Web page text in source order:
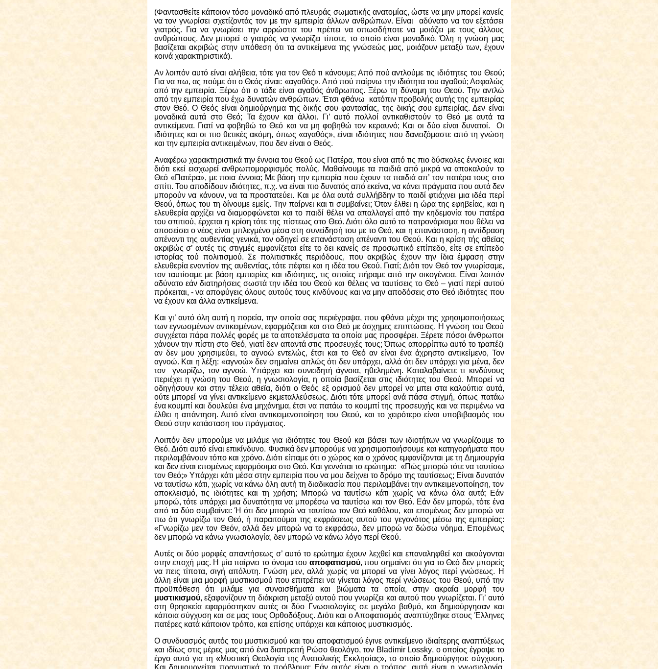
(Φαντασθείτε κάποιον τόσο μοναδικό από πλευράς σωματικής ανατομίας, ώστε να μην μπορεί κανείς
να τον γνωρίσει σχετίζοντάς τον με την εμπειρία άλλων ανθρώπων. Είναι αδύνατο να τον εξετάσει
γιατρός. Για να γνωρίσει την αρρώστια του πρέπει να οπωσδήποτε να μοιάζει με τους άλλους
ανθρώπους. Δεν μπορεί ο γιατρός να γνωρίζει τίποτε, το οποίο είναι μοναδικό. Όλη η γνώση μας
βασίζεται ακριβώς στην υπόθεση ότι τα αντικείμενα της γνώσεώς μας, μοιάζουν μεταξύ των, έχουν
κοινά χαρακτηριστικά).
Αν λοιπόν αυτό είναι αλήθεια, τότε για τον Θεό τι κάνουμε; Από πού αντλούμε τις ιδιότητες του Θεού;
Για να πω, ας πούμε ότι ο Θεός είναι: «αγαθός». Από πού παίρνω την ιδιότητα του αγαθού; Ασφαλώς
από την εμπειρία. Ξέρω ότι ο τάδε είναι αγαθός άνθρωπος. Ξέρω τη δύναμη του Θεού. Την αντλώ
από την εμπειρία που έχω δυνατών ανθρώπων. Έτσι φθάνω κατόπιν προβολής αυτής της εμπειρίας
στον Θεό. Ο Θεός είναι δημιούργημα της δικής σου φαντασίας, της δικής σου εμπειρίας. Δεν είναι
μοναδικά αυτά στο Θεό; Τα έχουν και άλλοι. Γι’ αυτό πολλοί αντικαθιστούν το Θεό με αυτά τα
αντικείμενα. Γιατί να φοβηθώ το Θεό και να μη φοβηθώ τον κεραυνό; Και οι δύο είναι δυνατοί. Οι
ιδιότητες και οι πιο θετικές ακόμη, όπως «αγαθός», είναι ιδιότητες που δανειζόμαστε από τη γνώση
και την εμπειρία αντικειμένων, που δεν είναι ο Θεός.
Αναφέρω χαρακτηριστικά την έννοια του Θεού ως Πατέρα, που είναι από τις πιο δύσκολες έννοιες και
διότι εκεί εισχωρεί ανθρωπομορφισμός πολύς. Μαθαίνουμε τα παιδιά από μικρά να αποκαλούν το
Θεό «Πατέρα», με ποια έννοια; Με βάση την εμπειρία που έχουν τα παιδιά απ’ τον πατέρα τους στο
σπίτι. Του αποδίδουν ιδιότητες, π.χ. να είναι πιο δυνατός από εκείνα, να κάνει πράγματα που αυτά δεν
μπορούν να κάνουν, να τα προστατεύει. Και με όλα αυτά συλλήβδην το παιδί φτιάχνει μια ιδέα περί
Θεού, όπως του τη δίνουμε εμείς. Την παίρνει και τι συμβαίνει; Όταν έλθει η ώρα της εφηβείας, και η
ελευθερία αρχίζει να διαμορφώνεται και το παιδί θέλει να απαλλαγεί από την κηδεμονία του πατέρα
του σπιτιού, έρχεται η κρίση τότε της πίστεως στο Θεό. Διότι όλο αυτό το πατρονάρισμα που θέλει να
αποσείσει ο νέος είναι μπλεγμένο μέσα στη συνείδησή του με το Θεό, και η επανάσταση, η αντίδραση
απέναντι της αυθεντίας γενικά, τον οδηγεί σε επανάσταση απέναντι του Θεού. Και η κρίση τής αθεϊας
ακριβώς σ’ αυτές τις στιγμές εμφανίζεται είτε το δει κανείς σε προσωπικό επίπεδο, είτε σε επίπεδο
ιστορίας τού πολιτισμού. Σε πολιτιστικές περιόδους, που ακριβώς έχουν την ίδια έμφαση στην
ελευθερία εναντίον της αυθεντίας, τότε πέφτει και η ιδέα του Θεού. Γιατί; Διότι τον Θεό τον γνωρίσαμε,
τον ταυτίσαμε με βάση εμπειρίες και ιδιότητες, τις οποίες πήραμε από την οικογένεια. Είναι λοιπόν
αδύνατο εάν διατηρήσεις σωστά την ιδέα του Θεού και θέλεις να ταυτίσεις το Θεό – γιατί περί αυτού
πρόκειται, - να αποφύγεις όλους αυτούς τους κινδύνους και να μην αποδόσεις στο Θεό ιδιότητες που
να έχουν και άλλα αντικείμενα.
Και γι’ αυτό όλη αυτή η πορεία, την οποία σας περιέγραψα, που φθάνει μέχρι της χρησιμοποιήσεως
των εγνωσμένων αντικειμένων, εφαρμόζεται και στο Θεό με άσχημες επιπτώσεις. Η γνώση του Θεού
συγχέεται πάρα πολλές φορές με τα αποτελέσματα τα οποία μας προσφέρει. Ξέρετε πόσοι άνθρωποι
χάνουν την πίστη στο Θεό, γιατί δεν απαντά στις προσευχές τους; Όπως απορρίπτω αυτό το τραπέζι
αν δεν μου χρησιμεύει, το αγνοώ εντελώς, έτσι και το Θεό αν είναι ένα άχρηστο αντικείμενο, Τον
αγνοώ. Και η λέξη: «αγνοώ» δεν σημαίνει απλώς ότι δεν υπάρχει, αλλά ότι δεν υπάρχει για μένα, δεν
τον γνωρίζω, τον αγνοώ. Υπάρχει και συνειδητή άγνοια, ηθελημένη. Καταλαβαίνετε τι κινδύνους
περιέχει η γνώση του Θεού, η γνωσιολογία, η οποία βασίζεται στις ιδιότητες του Θεού. Μπορεί να
οδηγήσουν και στην τέλεια αθεϊα, διότι ο Θεός εξ ορισμού δεν μπορεί να μπει στα καλούπια αυτά,
ούτε μπορεί να γίνει αντικείμενο εκμεταλλεύσεως. Διότι τότε μπορεί ανά πάσα στιγμή, όπως πατάω
ένα κουμπί και δουλεύει ένα μηχάνημα, έτσι να πατάω το κουμπί της προσευχής και να περιμένω να
έλθει η απάντηση. Αυτό είναι αντικειμενοποίηση του Θεού, και το χειρότερο είναι υποβιβασμός του
Θεού στην κατάσταση του πράγματος.
Λοιπόν δεν μπορούμε να μιλάμε για ιδιότητες του Θεού και βάσει των ιδιοτήτων να γνωρίζουμε το
Θεό. Διότι αυτό είναι επικίνδυνο. Φυσικά δεν μπορούμε να χρησιμοποιήσουμε και κατηγορήματα που
περιλαμβάνουν τόπο και χρόνο. Διότι είπαμε ότι ο χώρος και ο χρόνος εμφανίζονται με τη Δημιουργία
και δεν είναι επομένως εφαρμόσιμα στο Θεό. Και γεννάται το ερώτημα: «Πώς μπορώ τότε να ταυτίσω
τον Θεό;» Υπάρχει κάτι μέσα στην εμπειρία που να μου δείχνει το δρόμο της ταυτίσεως; Είναι δυνατόν
να ταυτίσω κάτι, χωρίς να κάνω όλη αυτή τη διαδικασία που περιλαμβάνει την αντικειμενοποίηση, τον
αποκλεισμό, τις ιδιότητες και τη χρήση; Μπορώ να ταυτίσω κάτι χωρίς να κάνω όλα αυτά; Εάν
μπορώ, τότε υπάρχει μια δυνατότητα να μπορέσω να ταυτίσω και τον Θεό. Εάν δεν μπορώ, τότε ένα
από τα δύο συμβαίνει: Ή ότι δεν μπορώ να ταυτίσω τον Θεό καθόλου, και επομένως δεν μπορώ να
πω ότι γνωρίζω τον Θεό, ή παραιτούμαι της εκφράσεως αυτού του γεγονότος μέσω της εμπειρίας:
«Γνωρίζω μεν τον Θεόν, αλλά δεν μπορώ να το εκφράσω, δεν μπορώ να δώσω νόημα. Επομένως
δεν μπορώ να κάνω γνωσιολογία, δεν μπορώ να κάνω λόγο περί Θεού.
Αυτές οι δύο μορφές απαντήσεως σ’ αυτό το ερώτημα έχουν λεχθεί και επαναληφθεί και ακούγονται
στην εποχή μας. Η μία παίρνει το όνομα του αποφατισμού, που σημαίνει ότι για το Θεό δεν μπορείς
να πεις τίποτα, σιγή απόλυτη. Γνώση μεν, αλλά χωρίς να μπορεί να γίνει λόγος περί γνώσεως. Η
άλλη είναι μια μορφή μυστικισμού που επιτρέπει να γίνεται λόγος περί γνώσεως του Θεού, υπό την
προϋπόθεση ότι μιλάμε για συναισθήματα και βιώματα τα οποία, στην ακραία μορφή του
μυστικισμού, εξαφανίζουν τη διάκριση μεταξύ αυτού που γνωρίζει και αυτού που γνωρίζεται. Γι’ αυτό
στη θρησκεία εφαρμόστηκαν αυτές οι δύο Γνωσιολογίες σε μεγάλο βαθμό, και δημιούργησαν και
κάποια σύγχυση και σε μας τους Ορθοδόξους. Διότι και ο Αποφατισμός αναπτύχθηκε στους Έλληνες
πατέρες κατά κάποιον τρόπο, και επίσης υπάρχει και κάποιος μυστικισμός.
Ο συνδυασμός αυτός του μυστικισμού και του αποφατισμού έγινε αντικείμενο ιδιαίτερης αναπτύξεως
και ιδίως στις μέρες μας από ένα διαπρεπή Ρώσο θεολόγο, τον Bladimir Lossky, ο οποίος έγραψε το
έργο αυτό για τη «Μυστική Θεολογία της Ανατολικής Εκκλησίας», το οποίο δημιούργησε σύγχυση.
Και δημιουργείται πραγματικά το πρόβλημα: Εάν αυτός είναι ο τρόπος, αυτή είναι η γνωσιολογία,